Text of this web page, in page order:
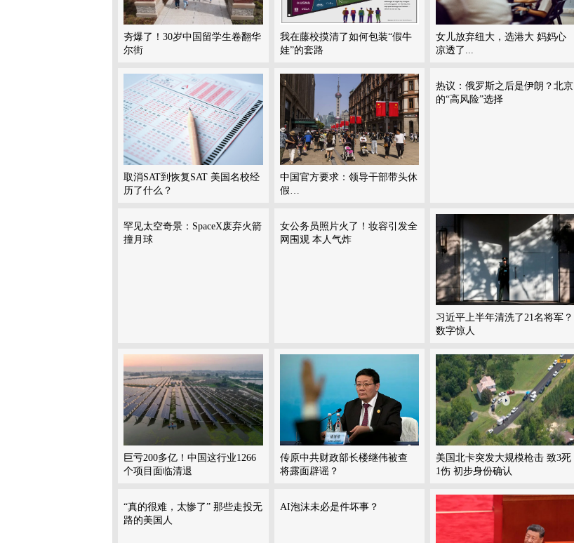
夯爆了！30岁中国留学生卷翻华
尔街
我在藤校摸清了如何包装“假牛
娃”的套路
女儿放弃纽大，选港大 妈妈心
凉透了...
取消SAT到恢复SAT 美国名校经
历了什么？
中国官方要求：领导干部带头休
假…
热议：俄罗斯之后是伊朗？北京
的“高风险”选择
罕见太空奇景：SpaceX废弃火箭
撞月球
女公务员照片火了！妆容引发全
网围观 本人气炸
习近平上半年清洗了21名将军？
数字惊人
巨亏200多亿！中国这行业1266
个项目面临清退
传原中共财政部长楼继伟被查
将露面辟谣？
美国北卡突发大规模枪击 致3死
1伤 初步身份确认
“真的很难，太惨了” 那些走投无
路的美国人
AI泡沫未必是件坏事？